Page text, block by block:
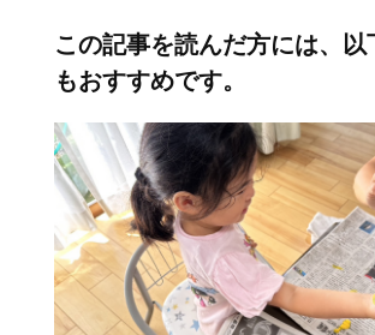
この記事を読んだ方には、以
もおすすめです。